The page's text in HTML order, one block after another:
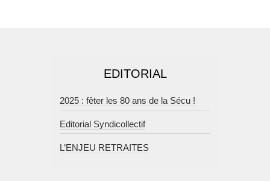
EDITORIAL
2025 : fêter les 80 ans de la Sécu !
Editorial Syndicollectif
L’ENJEU RETRAITES